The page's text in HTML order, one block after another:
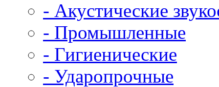
- Акустические
- Промышленные
- Гигиенические
- Ударопрочные